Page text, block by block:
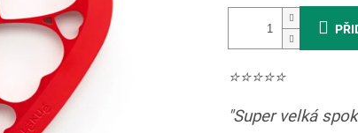
⭐️⭐️⭐️⭐️⭐️
"Super velká